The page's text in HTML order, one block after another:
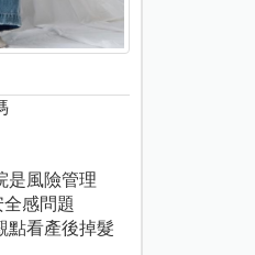
是風險管理
感問題
點看產後掉髮